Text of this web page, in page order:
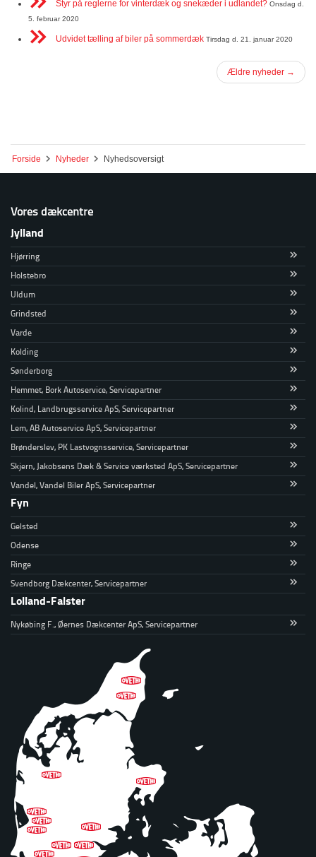
Styr på reglerne for vinterdæk og snekæder i udlandet? Onsdag d.
5. februar 2020
Udvidet tælling af biler på sommerdæk Tirsdag d. 21. januar 2020
Ældre nyheder →
Forside Nyheder Nyhedsoversigt
Vores dækcentre
Jylland
Hjørring
Holstebro
Uldum
Grindsted
Varde
Kolding
Sønderborg
Hemmet, Bork Autoservice, Servicepartner
Kolind, Landbrugsservice ApS, Servicepartner
Lem, AB Autoservice ApS, Servicepartner
Brønderslev, PK Lastvognsservice, Servicepartner
Skjern, Jakobsens Dæk & Service værksted ApS, Servicepartner
Vandel, Vandel Biler ApS, Servicepartner
Fyn
Gelsted
Odense
Ringe
Svendborg Dækcenter, Servicepartner
Lolland-Falster
Nykøbing F., Øernes Dækcenter ApS, Servicepartner